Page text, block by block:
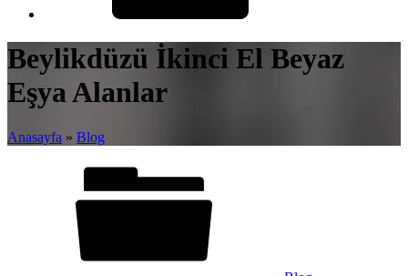
Beylikdüzü İkinci El Beyaz
Eşya Alanlar
Anasayfa » Blog